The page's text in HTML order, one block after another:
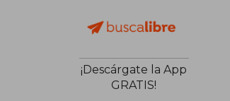
¡Descárgate la App
GRATIS!